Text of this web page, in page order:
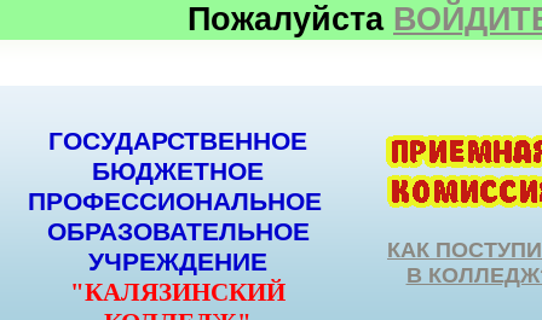
Пожалуйста
ГОСУДАРСТВЕННОЕ
БЮДЖЕТНОЕ
ПРОФЕССИОНАЛЬНОЕ
ОБРАЗОВАТЕЛЬНОЕ
УЧРЕЖДЕНИЕ
"КАЛЯЗИНСКИЙ
КАК
В